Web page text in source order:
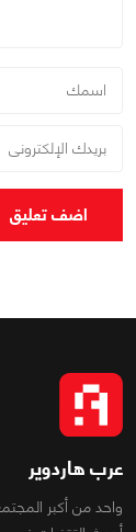
اضف تعليق
عرب هاردوير
واحد من أكبر